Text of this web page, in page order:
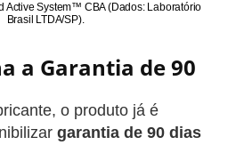
Active System™ CBA(Dados: Laboratório
Brasil LTDA/SP).
a Garantia de 90
o produto já é
garantia de 90 dias